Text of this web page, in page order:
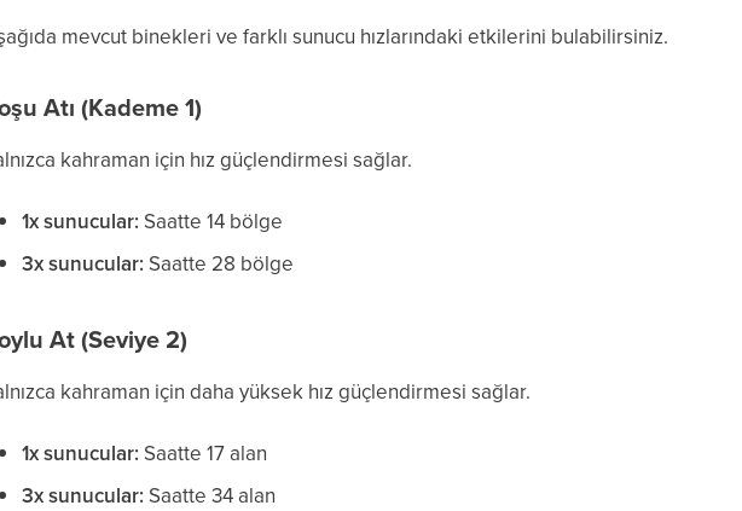
mevcut binekleri ve farklı sunucu hızlarındaki etkilerini bulabilirsiniz.
Atı (Kademe 1)
kahraman için hız güçlendirmesi sağlar.
1x sunucular: Saatte 14 bölge
3x sunucular: Saatte 28 bölge
At (Seviye 2)
kahraman için daha yüksek hız güçlendirmesi sağlar.
1x sunucular: Saatte 17 alan
3x sunucular: Saatte 34 alan